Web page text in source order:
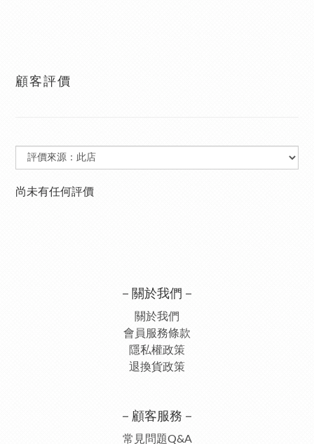
顧客評價
尚未有任何評價
－關於我們－
關於我們
會員服務條款
隱私權政策
退換貨政策
－顧客服務－
常見問題Q&A